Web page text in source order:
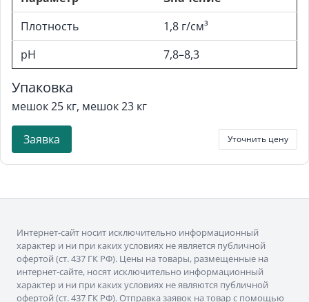
Плотность
1,8 г/см³
pH
7,8–8,3
Упаковка
мешок 25 кг, мешок 23 кг
Заявка Уточнить цену
Интернет-сайт носит исключительно информационный
характер и ни при каких условиях не является публичной
офертой (ст. 437 ГК РФ). Цены на товары, размещенные на
интернет-сайте, носят исключительно информационный
характер и ни при каких условиях не являются публичной
офертой (ст. 437 ГК РФ). Отправка заявок на товар с помощью